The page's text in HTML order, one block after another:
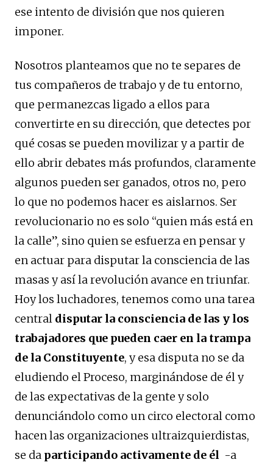
ese intento de división que nos quieren
imponer.
Nosotros planteamos que no te separes de
tus compañeros de trabajo y de tu entorno,
que permanezcas ligado a ellos para
convertirte en su dirección, que detectes por
qué cosas se pueden movilizar y a partir de
ello abrir debates más profundos, claramente
algunos pueden ser ganados, otros no, pero
lo que no podemos hacer es aislarnos. Ser
revolucionario no es solo “quien más está en
la calle”, sino quien se esfuerza en pensar y
en actuar para disputar la consciencia de las
masas y así la revolución avance en triunfar.
Hoy los luchadores, tenemos como una tarea
central disputar la consciencia de las y los
trabajadores que pueden caer en la trampa
de la Constituyente, y esa disputa no se da
eludiendo el Proceso, marginándose de él y
de las expectativas de la gente y solo
denunciándolo como un circo electoral como
hacen las organizaciones ultraizquierdistas,
se da participando activamente de él -a